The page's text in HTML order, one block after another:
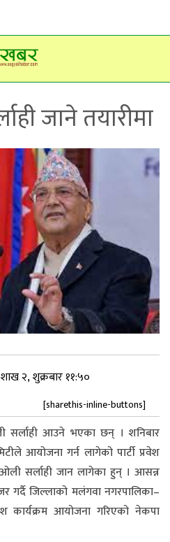
जाने तयारीमा
२, शुक्रबार ११:५०
[sharethis-inline-buttons]
सर्लाही आउने भएका छन् । शनिबार
आयोजना गर्न लागेको पार्टी प्रवेश
सर्लाही जान लागेका हुन् । आसन्न
गर्दै जिल्लाको मलंगवा नगरपालिका–
कार्यक्रम आयोजना गरिएको नेकपा